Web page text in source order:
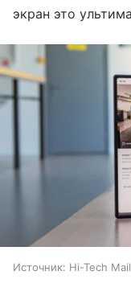
экран это
Источник: Hi-Tech Mail